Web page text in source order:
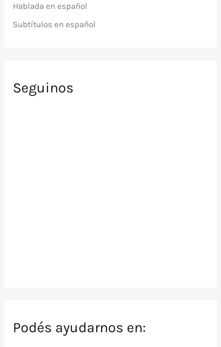
:Hablada en español
Subtítulos en español
Seguinos
Podés ayudarnos en: